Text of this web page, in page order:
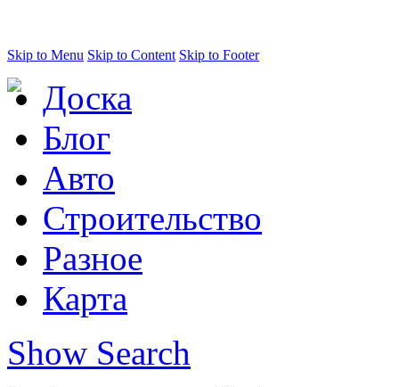
Skip to Menu Skip to Content Skip to Footer
Доска
Блог
Авто
Строительство
Разное
Карта
Show Search